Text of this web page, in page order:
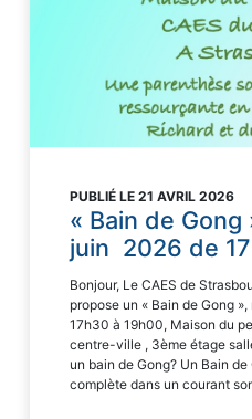
PUBLIÉ LE 21 AVRIL 2026
« Bain de
juin 2026 de
Bonjour, Le CAES de
propose un « Bain de Gong
17h30 à 19h00, Maison du
centre-ville , 3ème étage
un bain de Gong? Un Bain
complète dans un courant